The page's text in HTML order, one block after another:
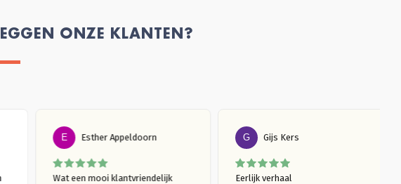
ONZE KLANTEN?
een
E Esther Appeldoorn
Wat een mooi klantvriendelijk
G Gijs Kers
Eerlijk verhaal